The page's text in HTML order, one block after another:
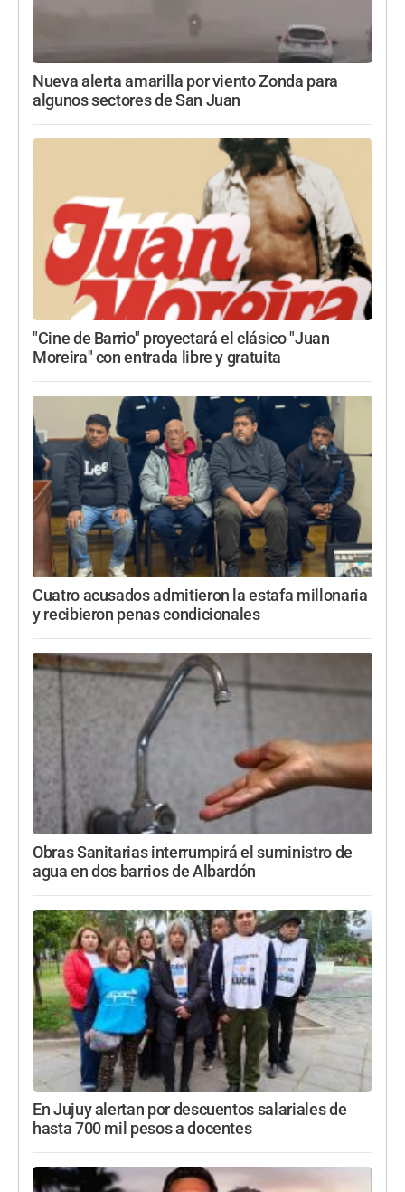
Nueva alerta amarilla por viento Zonda para
algunos sectores de San Juan
"Cine de Barrio" proyectará el clásico "Juan
Moreira" con entrada libre y gratuita
Cuatro acusados admitieron la estafa millonaria
y recibieron penas condicionales
Obras Sanitarias interrumpirá el suministro de
agua en dos barrios de Albardón
En Jujuy alertan por descuentos salariales de
hasta 700 mil pesos a docentes